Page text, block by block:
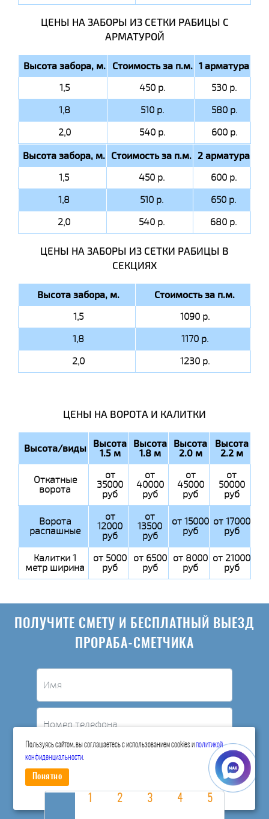
ЦЕНЫ НА ЗАБОРЫ ИЗ СЕТКИ РАБИЦЫ C
АРМАТУРОЙ
Высота забора, м. Стоимость за п.м. 1 арматура
1,5 450 р.
530 р.
1,8
510 р.
580 р.
2,0
540 р. 600 р.
Высота забора, м. Стоимость за п.м. 2 арматура
1,5 450 р.
600 р.
1,8
510 р.
650 р.
2,0
540 р. 680 р.
ЦЕНЫ НА ЗАБОРЫ ИЗ СЕТКИ РАБИЦЫ В
СЕКЦИЯХ
Высота забора, м. Стоимость за п.м.
1,5
1090 р.
1,8
1170 р.
2,0
1230 р.
ЦЕНЫ НА ВОРОТА И КАЛИТКИ
Высота/виды Высота
1.5 м
Высота
1.8 м
Высота
2.0 м
Высота
2.2 м
Откатные
ворота
от
35000
руб
от
40000
руб
от
45000
руб
от
50000
руб
Ворота
распашные
от
12000
руб
от
13500
руб
от 15000
руб
от 17000
руб
Калитки 1
метр ширина
от 5000
руб
от 6500
руб
от 8000
руб
от 21000
руб
ПОЛУЧИТЕ СМЕТУ И БЕСПЛАТНЫЙ ВЫЕЗД
ПРОРАБА-СМЕТЧИКА
Пользуясь сайтом, вы соглашаетесь с использованием cookies иполитикой
конфиденциальности.
Понятно